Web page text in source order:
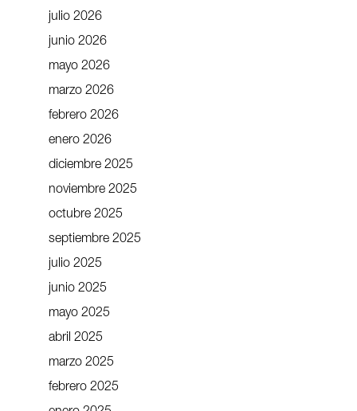
julio 2026
junio 2026
mayo 2026
marzo 2026
febrero 2026
enero 2026
diciembre 2025
noviembre 2025
octubre 2025
septiembre 2025
julio 2025
junio 2025
mayo 2025
abril 2025
marzo 2025
febrero 2025